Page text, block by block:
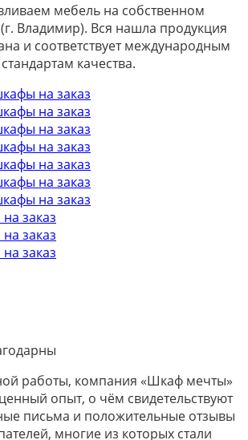
мебель на собственном
Владимир). Вся нашла продукция
и соответствует международным
стандартам качества.
работы, компания «Шкаф мечты»
опыт, о чём свидетельствуют
письма и положительные отзывы
многие из которых стали